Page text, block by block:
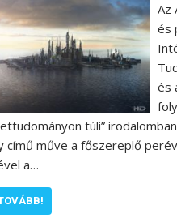
Az
és
és
túli”
című műve a főszereplő
a…